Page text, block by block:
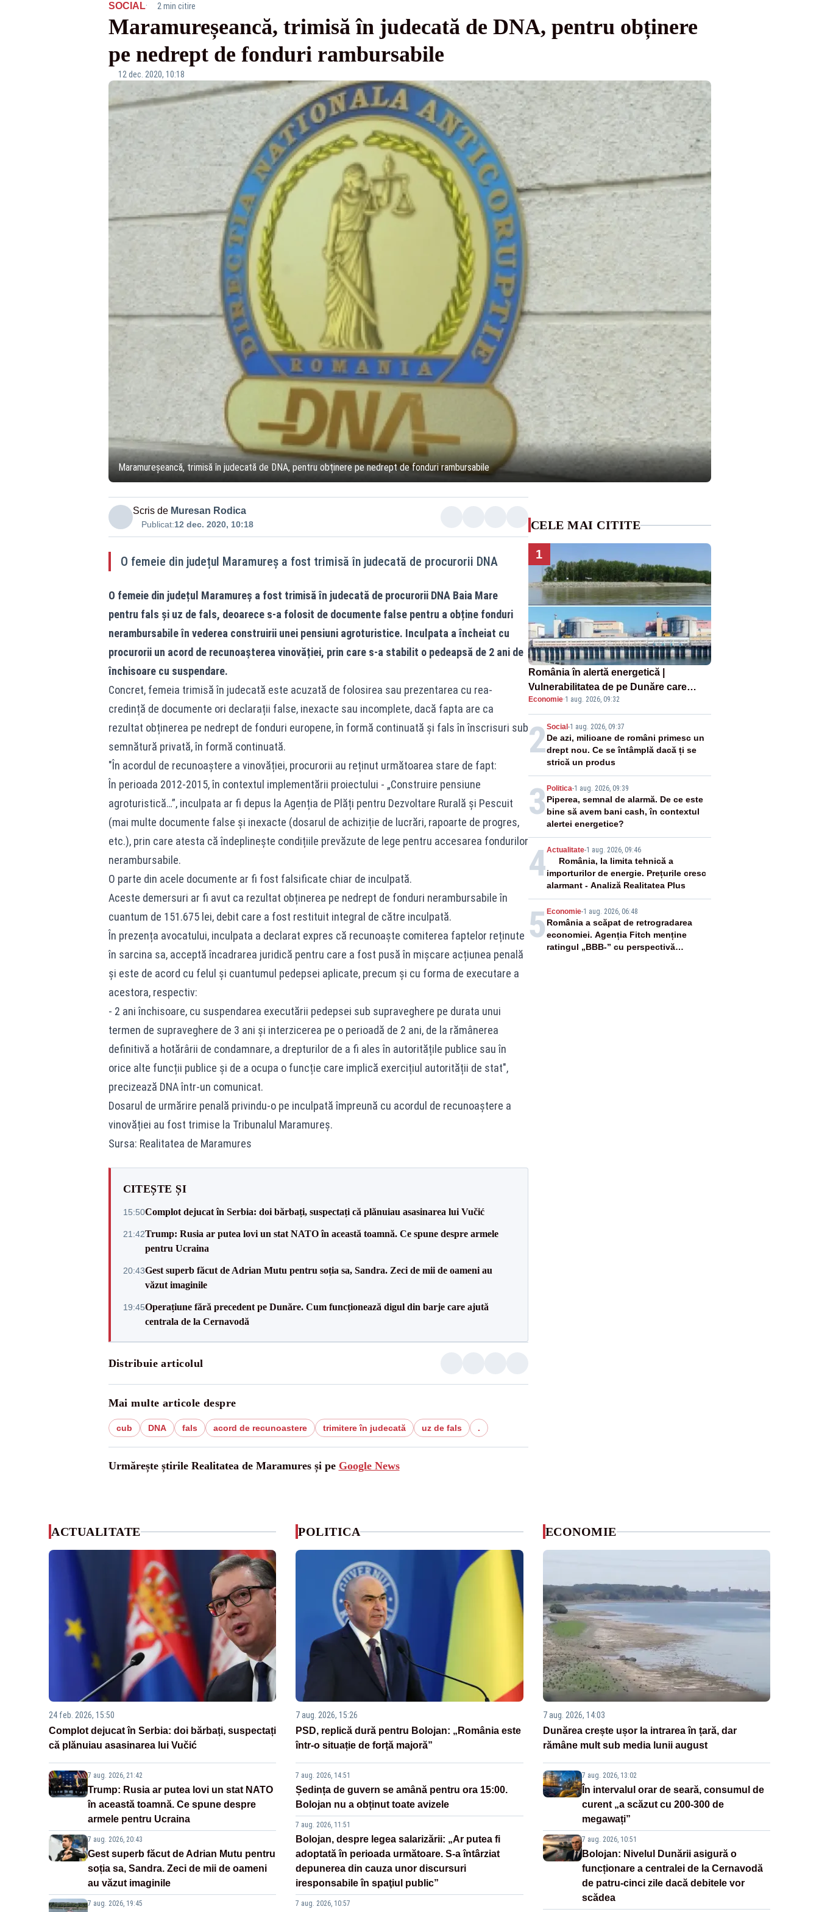
SOCIAL· 2 min citire
Maramureșeancă, trimisă în judecată de DNA, pentru obținere
pe nedrept de fonduri rambursabile
12 dec. 2020, 10:18
Maramureșeancă, trimisă în judecată de DNA, pentru obținere pe nedrept de fonduri rambursabile
Scris de Muresan Rodica
Publicat:12 dec. 2020, 10:18
O femeie din județul Maramureș a fost trimisă în judecată de procurorii DNA
O femeie din județul Maramureș a fost trimisă în judecată de procurorii DNA Baia Mare
pentru fals și uz de fals, deoarece s-a folosit de documente false pentru a obține fonduri
nerambursabile în vederea construirii unei pensiuni agroturistice. Inculpata a încheiat cu
procurorii un acord de recunoașterea vinovăției, prin care s-a stabilit o pedeapsă de 2 ani de
închisoare cu suspendare.
Concret, femeia trimisă în judecată este acuzată de folosirea sau prezentarea cu rea-
credință de documente ori declarații false, inexacte sau incomplete, dacă fapta are ca
rezultat obținerea pe nedrept de fonduri europene, în formă continuată și fals în înscrisuri sub
semnătură privată, în formă continuată.
"În acordul de recunoaștere a vinovăției, procurorii au reținut următoarea stare de fapt:
În perioada 2012-2015, în contextul implementării proiectului - „Construire pensiune
agroturistică…”, inculpata ar fi depus la Agenția de Plăți pentru Dezvoltare Rurală și Pescuit
(mai multe documente false și inexacte (dosarul de achiziție de lucrări, rapoarte de progres,
etc.), prin care atesta că îndeplinește condițiile prevăzute de lege pentru accesarea fondurilor
nerambursabile.
O parte din acele documente ar fi fost falsificate chiar de inculpată.
Aceste demersuri ar fi avut ca rezultat obținerea pe nedrept de fonduri nerambursabile în
cuantum de 151.675 lei, debit care a fost restituit integral de către inculpată.
În prezența avocatului, inculpata a declarat expres că recunoaște comiterea faptelor reținute
în sarcina sa, acceptă încadrarea juridică pentru care a fost pusă în mișcare acțiunea penală
și este de acord cu felul și cuantumul pedepsei aplicate, precum și cu forma de executare a
acestora, respectiv:
- 2 ani închisoare, cu suspendarea executării pedepsei sub supraveghere pe durata unui
termen de supraveghere de 3 ani și interzicerea pe o perioadă de 2 ani, de la rămânerea
definitivă a hotărârii de condamnare, a drepturilor de a fi ales în autoritățile publice sau în
orice alte funcții publice și de a ocupa o funcție care implică exercițiul autorității de stat",
precizează DNA într-un comunicat.
Dosarul de urmărire penală privindu-o pe inculpată împreună cu acordul de recunoaștere a
vinovăției au fost trimise la Tribunalul Maramureș.
Sursa: Realitatea de Maramures
CITEȘTE ȘI
15:50Complot dejucat în Serbia: doi bărbați, suspectați că plănuiau asasinarea lui Vučić
21:42Trump: Rusia ar putea lovi un stat NATO în această toamnă. Ce spune despre armele
pentru Ucraina
20:43Gest superb făcut de Adrian Mutu pentru soția sa, Sandra. Zeci de mii de oameni au
văzut imaginile
19:45Operațiune fără precedent pe Dunăre. Cum funcționează digul din barje care ajută
centrala de la Cernavodă
Distribuie articolul
Mai multe articole despre
cub DNA fals acord de recunoastere trimitere în judecată uz de fals .
Urmărește știrile Realitatea de Maramures și pe Google News
CELE MAI CITITE
1
România în alertă energetică |
Vulnerabilitatea de pe Dunăre care
pune în pericol Centrala Cernavodă era
cunoscută de pe vremea lui Ceaușescu
Economie·1 aug. 2026, 09:32
2Social -1 aug. 2026, 09:37
De azi, milioane de români primesc un
drept nou. Ce se întâmplă dacă ți se
strică un produs
3 Politica-1 aug. 2026, 09:39
Piperea, semnal de alarmă. De ce este
bine să avem bani cash, în contextul
alertei energetice?
4Actualitate-1 aug. 2026, 09:46
România, la limita tehnică a
importurilor de energie. Prețurile cresc
alarmant - Analiză Realitatea Plus
5 Economie-1 aug. 2026, 06:48
România a scăpat de retrogradarea
economiei. Agenția Fitch menține
ratingul „BBB-” cu perspectivă
ACTUALITATE
24 feb. 2026, 15:50
Complot dejucat în Serbia: doi bărbați, suspectați
că plănuiau asasinarea lui Vučić
7 aug. 2026, 21:42
Trump: Rusia ar putea lovi un stat NATO
în această toamnă. Ce spune despre
armele pentru Ucraina
7 aug. 2026, 20:43
Gest superb făcut de Adrian Mutu pentru
soția sa, Sandra. Zeci de mii de oameni
au văzut imaginile
7 aug. 2026, 19:45
POLITICA
7 aug. 2026, 15:26
PSD, replică dură pentru Bolojan: „România este
într-o situație de forță majoră”
7 aug. 2026, 14:51
Ședința de guvern se amână pentru ora 15:00.
Bolojan nu a obținut toate avizele
7 aug. 2026, 11:51
Bolojan, despre legea salarizării: „Ar putea fi
adoptată în perioada următoare. S-a întârziat
depunerea din cauza unor discursuri
iresponsabile în spaţiul public”
7 aug. 2026, 10:57
ECONOMIE
7 aug. 2026, 14:03
Dunărea crește ușor la intrarea în țară, dar
rămâne mult sub media lunii august
7 aug. 2026, 13:02
În intervalul orar de seară, consumul de
curent „a scăzut cu 200-300 de
megawați”
7 aug. 2026, 10:51
Bolojan: Nivelul Dunării asigură o
funcționare a centralei de la Cernavodă
de patru-cinci zile dacă debitele vor
scădea